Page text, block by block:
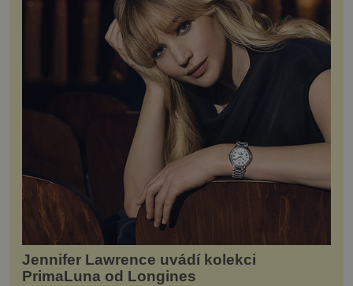
Jennifer Lawrence uvádí kolekci
PrimaLuna od Longines